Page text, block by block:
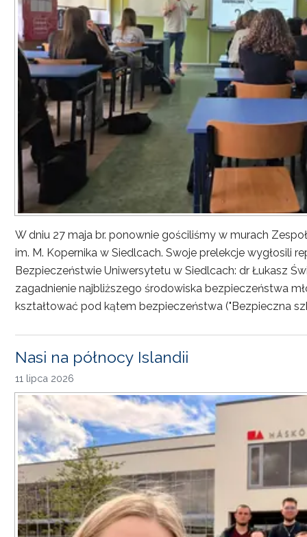
W dniu 27 maja br. ponownie gościliśmy w murach
im. M. Kopernika w Siedlcach. Swoje prelekcje wygłosili
Bezpieczeństwie Uniwersytetu w Siedlcach: dr Łukasz
zagadnienie najbliższego środowiska bezpieczeństwa
kształtować pod kątem bezpieczeństwa ("Bezpieczna
Nasi na północy Islandii
11 lipca 2026